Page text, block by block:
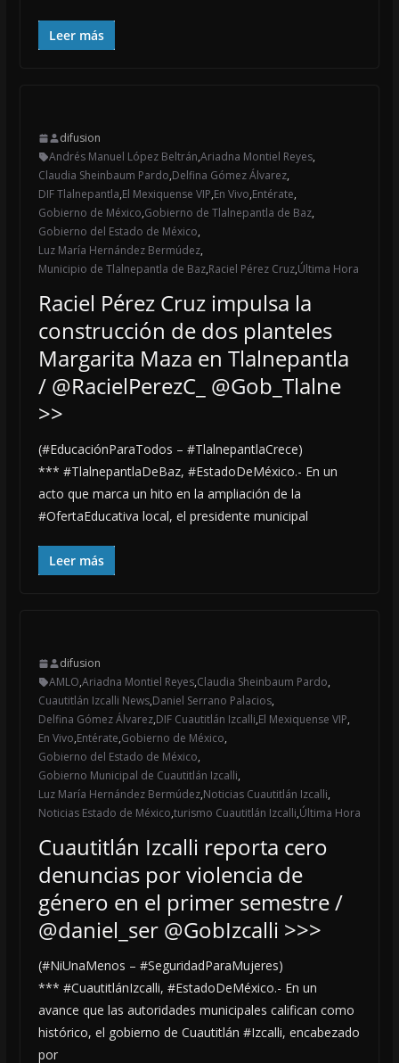
Leer más
difusion
Andrés Manuel López Beltrán,Ariadna Montiel Reyes,
Claudia Sheinbaum Pardo,Delfina Gómez Álvarez,
DIF Tlalnepantla,El Mexiquense VIP,En Vivo,Entérate,
Gobierno de México,Gobierno de Tlalnepantla de Baz,
Gobierno del Estado de México,
Luz María Hernández Bermúdez,
Municipio de Tlalnepantla de Baz,Raciel Pérez Cruz,Última Hora
Raciel Pérez Cruz impulsa la
construcción de dos planteles
Margarita Maza en Tlalnepantla
/ @RacielPerezC_ @Gob_Tlalne
>>
(#EducaciónParaTodos – #TlalnepantlaCrece)
*** #TlalnepantlaDeBaz, #EstadoDeMéxico.- En un
acto que marca un hito en la ampliación de la
#OfertaEducativa local, el presidente municipal
Leer más
difusion
AMLO,Ariadna Montiel Reyes,Claudia Sheinbaum Pardo,
Cuautitlán Izcalli News,Daniel Serrano Palacios,
Delfina Gómez Álvarez,DIF Cuautitlán Izcalli,El Mexiquense VIP,
En Vivo,Entérate,Gobierno de México,
Gobierno del Estado de México,
Gobierno Municipal de Cuautitlán Izcalli,
Luz María Hernández Bermúdez,Noticias Cuautitlán Izcalli,
Noticias Estado de México,turismo Cuautitlán Izcalli,Última Hora
Cuautitlán Izcalli reporta cero
denuncias por violencia de
género en el primer semestre /
@daniel_ser @GobIzcalli >>>
(#NiUnaMenos – #SeguridadParaMujeres)
*** #CuautitlánIzcalli, #EstadoDeMéxico.- En un
avance que las autoridades municipales califican como
histórico, el gobierno de Cuautitlán #Izcalli, encabezado
por